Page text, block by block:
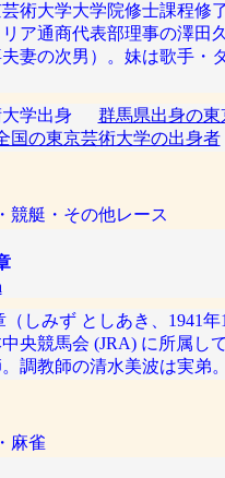
術大学大学院修士課程修
ア通商代表部理事の澤田
妻の次男）。妹は歌手・
大学出身 群馬県出身の
国の東京芸術大学の出身者
競艇・その他レース
しみず としあき、1941年
央競馬会 (JRA) に所属し
調教師の清水美波は実弟。
麻雀